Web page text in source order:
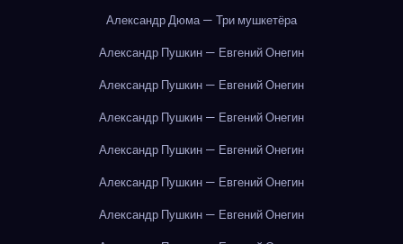
Александр Дюма — Три мушкетёра
Александр Пушкин — Евгений Онегин
Александр Пушкин — Евгений Онегин
Александр Пушкин — Евгений Онегин
Александр Пушкин — Евгений Онегин
Александр Пушкин — Евгений Онегин
Александр Пушкин — Евгений Онегин